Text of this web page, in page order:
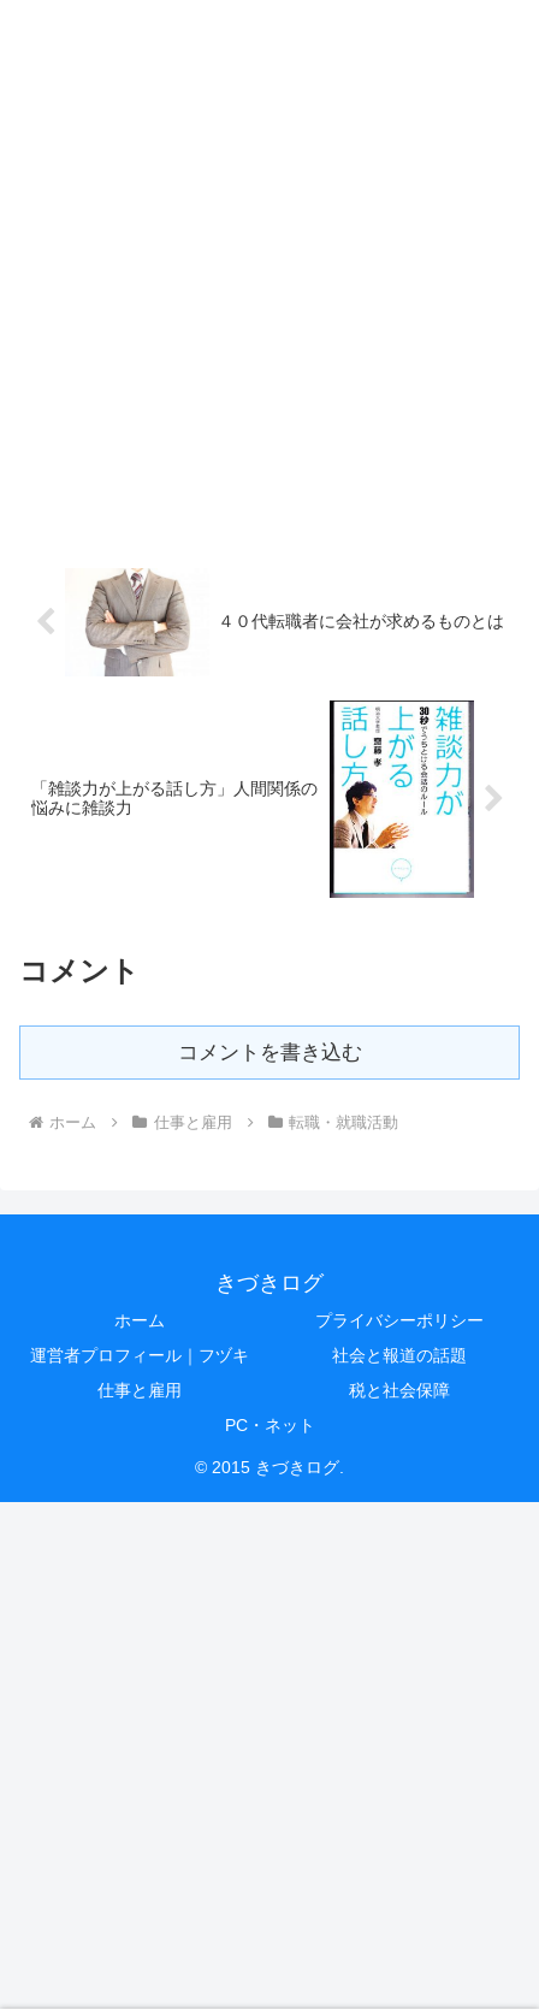
４０代転職者に会社が求めるものとは
「雑談力が上がる話し方」人間関係の
悩みに雑談力
コメント
コメントを書き込む
ホーム 仕事と雇用 転職・就職活動
きづきログ
ホーム
プライバシーポリシー
運営者プロフィール｜フヅキ
社会と報道の話題
仕事と雇用
税と社会保障
PC・ネット
© 2015 きづきログ.